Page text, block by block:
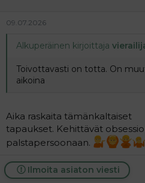
09.07.2026
Alkuperäinen kirjoittaja
Toivottavasti on totta. On
aikoina
Aika raskaita tämänkaltaiset
tapaukset. Kehittävät
palstapersoonaan.
Ilmoita asiaton viesti